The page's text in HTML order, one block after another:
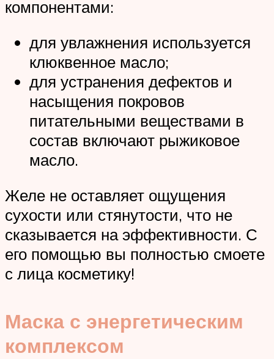
компонентами:
для увлажнения используется
клюквенное масло;
для устранения дефектов и
насыщения покровов
питательными веществами в
состав включают рыжиковое
масло.
Желе не оставляет ощущения
сухости или стянутости, что не
сказывается на эффективности. С
его помощью вы полностью смоете
с лица косметику!
Маска с энергетическим
комплексом